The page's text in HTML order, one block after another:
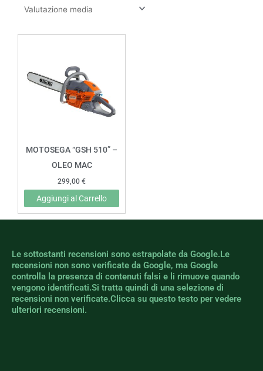
MOTOSEGA “GSH 510” –
OLEO MAC
299,00 €
Aggiungi al Carrello
Le sottostanti recensioni sono estrapolate da Google.Le
recensioni non sono verificate da Google, ma Google
controlla la presenza di contenuti falsi e li rimuove quando
vengono identificati.Si tratta quindi di una selezione di
recensioni non verificate.Clicca su questo testo per vedere
ulteriori recensioni.